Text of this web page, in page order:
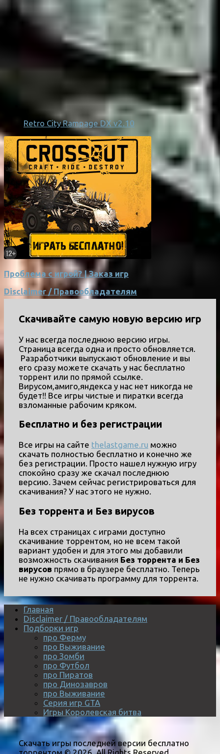
Retro City Rampage DX v2.10
Проблема с игрой? | Заказ игр
Disclaimer / Правообладателям
Скачивайте самую новую версию игр
У нас всегда последнюю версию игры.
Страница всегда одна и просто обновляется.
Разработчики выпускают обновление и вы
его сразу можете скачать у нас бесплатно
торрент или по прямой ссылке.
Вирусом,амиго,яндекса у нас нет никогда не
будет!! Все игры чистые и пиратки всегда
взломанные рабочим кряком.
Бесплатно и без регистрации
Все игры на сайте thelastgame.ru можно
скачать полностью бесплатно и конечно же
без регистрации. Просто нашел нужную игру
спокойно сразу же скачал последнюю
версию. Зачем сейчас регистрироваться для
скачивания? У нас этого не нужно.
Без торрента и Без вирусов
На всех страницах с играми доступно
скачивание торрентом, но не всем такой
вариант удобен и для этого мы добавили
возможность скачивания Без торрента и Без
вирусов прямо в браузере бесплатно. Теперь
не нужно скачивать программу для торрента.
Главная
Disclaimer / Правообладателям
Подборки игр
про Ферму
про Выживание
про Зомби
про Футбол
про Пиратов
про Динозавров
про Выживание
Серия игр GTA
Игры Королевская битва
Скачать игры последней версии бесплатно